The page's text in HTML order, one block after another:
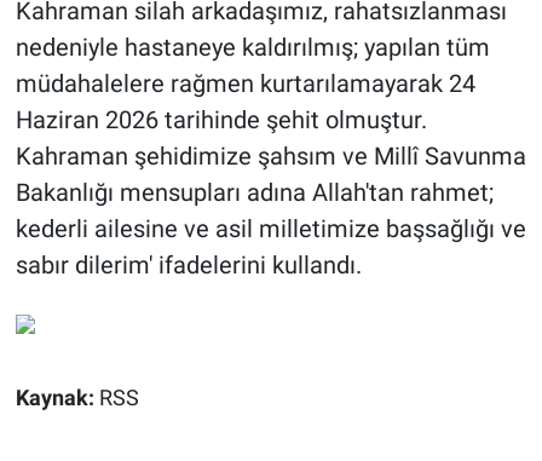
Kahraman silah arkadaşımız, rahatsızlanması
nedeniyle hastaneye kaldırılmış; yapılan tüm
müdahalelere rağmen kurtarılamayarak 24
Haziran 2026 tarihinde şehit olmuştur.
Kahraman şehidimize şahsım ve Millî Savunma
Bakanlığı mensupları adına Allah'tan rahmet;
kederli ailesine ve asil milletimize başsağlığı ve
sabır dilerim' ifadelerini kullandı.
Kaynak: RSS